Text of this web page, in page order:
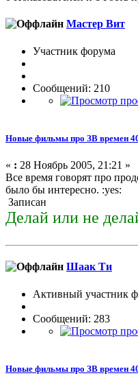
Мастер Вит
Участник форума
Сообщений: 210
Новые фильмы про ЗВ времен
« : 28 Ноябрь 2005, 21:21 »
Все время говорят про
было бы интересно. :yes:
Записан
Делай или не
Шаак Ти
Активный участник
Сообщений: 283
Новые фильмы про ЗВ времен